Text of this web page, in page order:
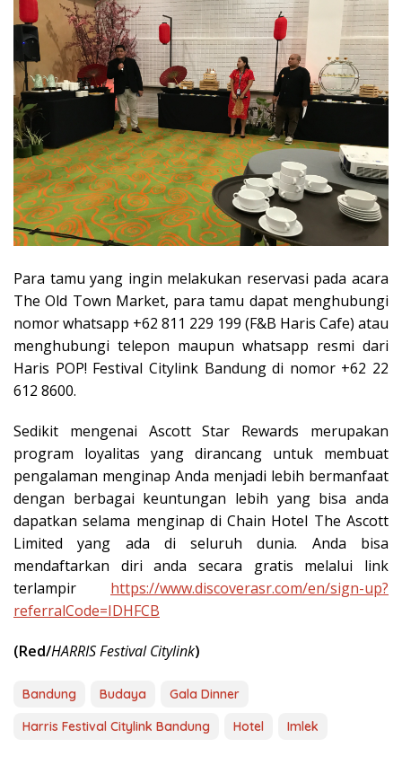
Para tamu yang ingin melakukan reservasi pada acara
The Old Town Market, para tamu dapat menghubungi
nomor whatsapp +62 811 229 199 (F&B Haris Cafe) atau
menghubungi telepon maupun whatsapp resmi dari
Haris POP! Festival Citylink Bandung di nomor +62 22
612 8600.
Sedikit mengenai Ascott Star Rewards merupakan
program loyalitas yang dirancang untuk membuat
pengalaman menginap Anda menjadi lebih bermanfaat
dengan berbagai keuntungan lebih yang bisa anda
dapatkan selama menginap di Chain Hotel The Ascott
Limited yang ada di seluruh dunia. Anda bisa
mendaftarkan diri anda secara gratis melalui link
terlampir https://www.discoverasr.com/en/sign-up?
referralCode=IDHFCB
(Red/HARRIS Festival Citylink)
Bandung Budaya
Gala Dinner
Harris Festival Citylink Bandung
Hotel Imlek